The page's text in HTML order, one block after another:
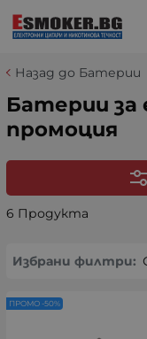
Назад до Батерии
Батерии за
промоция
6 Продукта
Избрани филтри:
ПРОМО -50%